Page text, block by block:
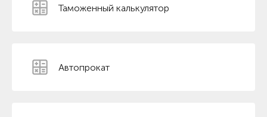
Таможенный калькулятор
Автопрокат